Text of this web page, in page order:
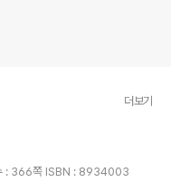
더보기
: 366쪽 ISBN : 8934003